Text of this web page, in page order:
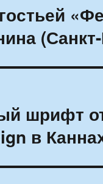
шрифт
в